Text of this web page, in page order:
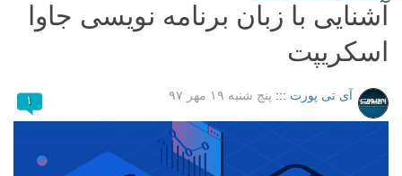
آشنایی با زبان برنامه نویسی جاوا
اسکریپت
آی تی پورت ::: پنج شنبه ۱۹ مهر ۹۷ ۱